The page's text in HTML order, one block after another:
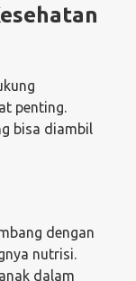
penting.
bisa diambil
dengan
nutrisi.
dalam